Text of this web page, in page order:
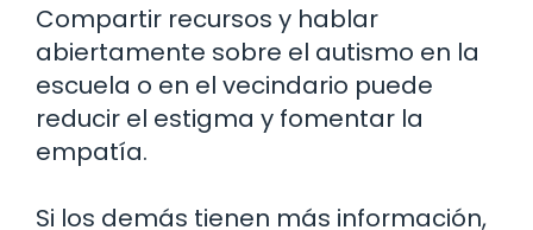
Compartir recursos y hablar
abiertamente sobre el autismo en la
escuela o en el vecindario puede
reducir el estigma y fomentar la
empatía.
Si los demás tienen más información,